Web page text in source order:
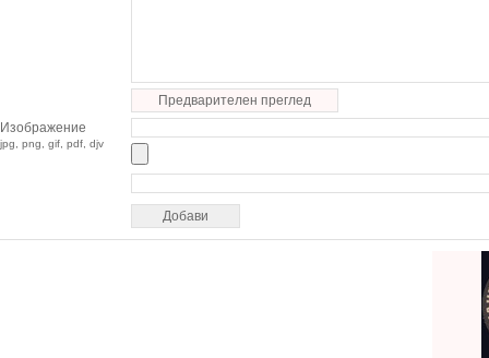
Предварителен преглед
Изображение
jpg, png, gif, pdf, djv